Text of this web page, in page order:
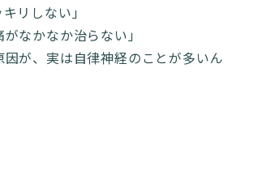
リしない」
がなかなか治らない」
因が、実は自律神経のことが多いん